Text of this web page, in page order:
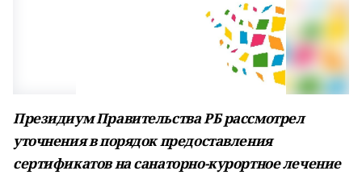
Президиум Правительства РБ рассмотрел
уточнения в порядок предоставления
сертификатов на санаторно-курортное лечение